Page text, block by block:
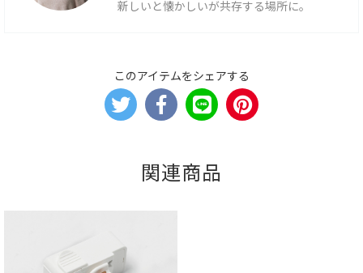
新しいと懐かしいが共存する場所に。
このアイテムをシェアする
関連商品